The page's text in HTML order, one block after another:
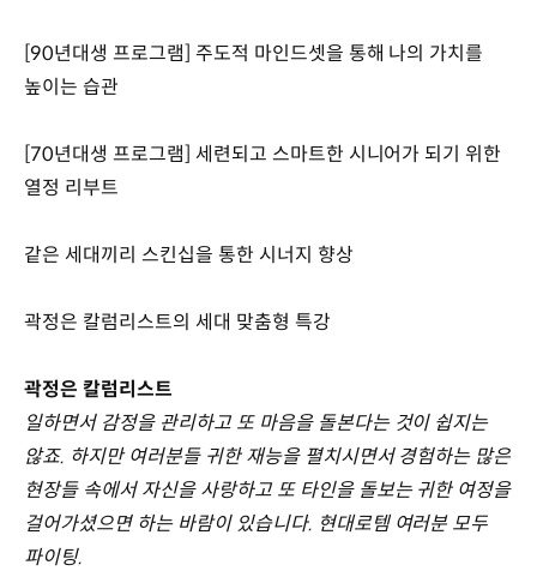
[90년대생 프로그램] 주도적 마인드셋을 통해 나의 가치를
높이는 습관
[70년대생 프로그램] 세련되고 스마트한 시니어가 되기 위한
열정 리부트
같은 세대끼리 스킨십을 통한 시너지 향상
곽정은 칼럼리스트의 세대 맞춤형 특강
곽정은 칼럼리스트
일하면서 감정을 관리하고 또 마음을 돌본다는 것이 쉽지는
않죠. 하지만 여러분들 귀한 재능을 펼치시면서 경험하는 많은
현장들 속에서 자신을 사랑하고 또 타인을 돌보는 귀한 여정을
걸어가셨으면 하는 바람이 있습니다. 현대로템 여러분 모두
파이팅.